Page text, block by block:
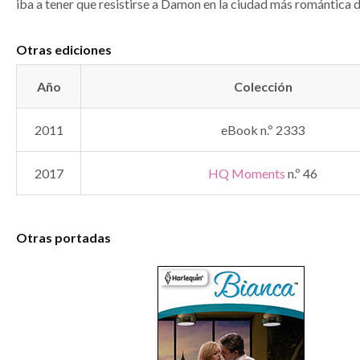
iba a tener que resistirse a Damon en la ciudad más romántica
Otras ediciones
Año Colección
2011 eBook n.º 2333
2017 HQ Moments n.º 46
Otras portadas